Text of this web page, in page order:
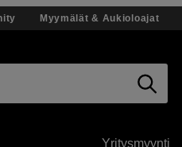
Myymälät & Aukioloajat
Yritysmyynti